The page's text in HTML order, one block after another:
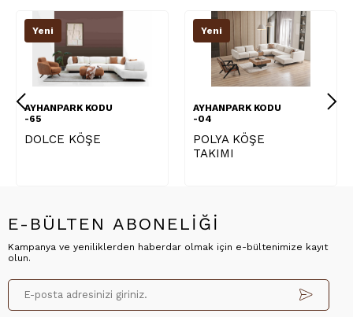
Yeni
AYHANPARK KODU
-65
DOLCE KÖŞE
Yeni
AYHANPARK KODU
-04
POLYA KÖŞE
TAKIMI
E-BÜLTEN ABONELİĞİ
Kampanya ve yeniliklerden haberdar olmak için e-bültenimize kayıt
olun.